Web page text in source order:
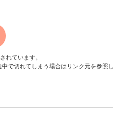
れています。
で切れてしまう場合はリンク元を参照し